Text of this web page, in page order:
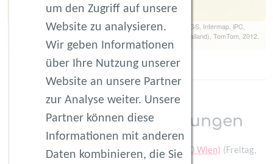
um den Zugriff auf unsere
Website zu analysieren.
Wir geben Informationen
über Ihre Nutzung unserer
Website an unsere Partner
zur Analyse weiter. Unsere
Partner können diese
Informationen mit anderen
Daten kombinieren, die Sie
| Tiles © Esri -- Source: Esri, DeLorme, NAVTEQ, USGS, Intermap, iPC,
NRCAN, Esri Japan, METI, Esri China (Hong Kong), Esri (Thailand), TomTom, 2012.
OpenStreetMap, under ODbL.
Ereignis-Wiederholungen
fitmom by Sonja Wolf - Seestadt Aspern (1220 Wien) (Freitag,